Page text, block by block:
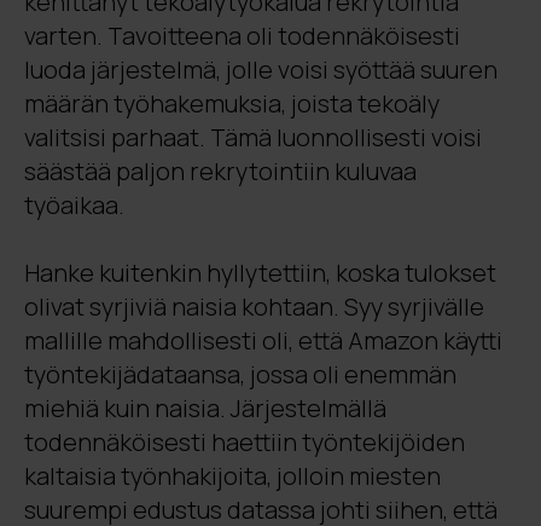
varten. Tavoitteena oli todennäköisesti
luoda järjestelmä, jolle voisi syöttää suuren
määrän työhakemuksia, joista tekoäly
valitsisi parhaat. Tämä luonnollisesti voisi
säästää paljon rekrytointiin kuluvaa
työaikaa.
Hanke kuitenkin hyllytettiin, koska tulokset
olivat syrjiviä naisia kohtaan. Syy syrjivälle
mallille mahdollisesti oli, että Amazon käytti
työntekijädataansa, jossa oli enemmän
miehiä kuin naisia. Järjestelmällä
todennäköisesti haettiin työntekijöiden
kaltaisia työnhakijoita, jolloin miesten
suurempi edustus datassa johti siihen, että